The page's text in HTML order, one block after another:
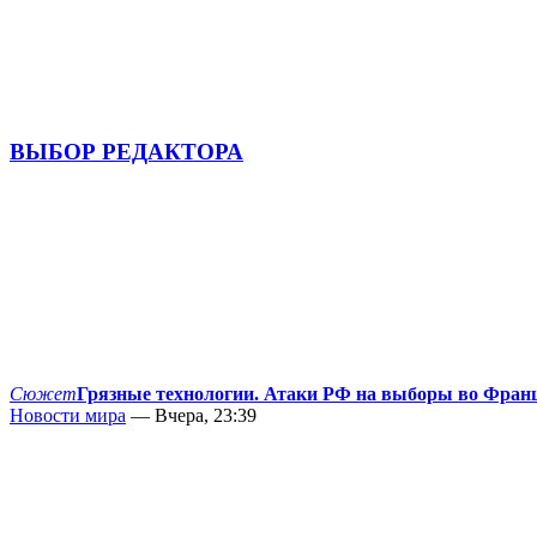
ВЫБОР РЕДАКТОРА
СюжетГрязные технологии. Атаки РФ на выборы во
Новости мира — Вчера, 23:39